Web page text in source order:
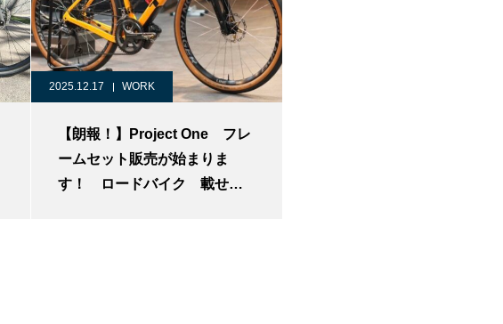
2025.12.17 WORK
【朗報！】Project One フレ
ームセット販売が始まりま
す！ ロードバイク 載せ替